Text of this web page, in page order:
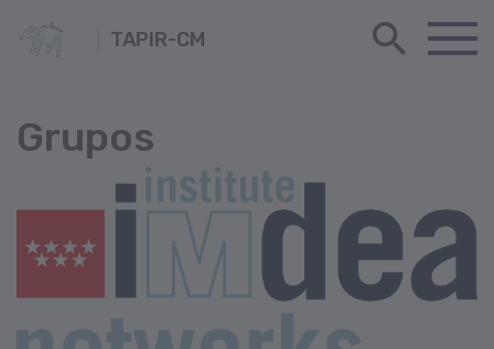
TAPIR-CM
Grupos